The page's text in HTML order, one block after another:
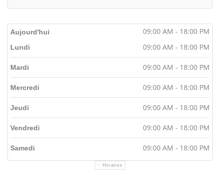
Aujourd'hui 09:00 AM - 18:00 PM
Horaires
Lundi 09:00 AM - 18:00 PM
Mardi 09:00 AM - 18:00 PM
Mercredi 09:00 AM - 18:00 PM
Jeudi 09:00 AM - 18:00 PM
Vendredi 09:00 AM - 18:00 PM
Samedi 09:00 AM - 18:00 PM